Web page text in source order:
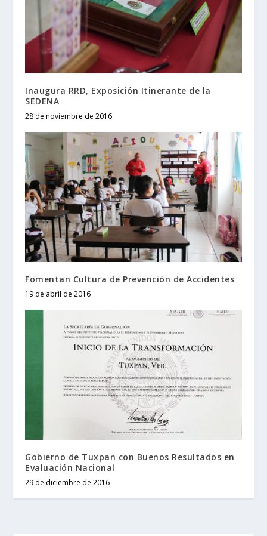
Inaugura RRD, Exposición Itinerante de la
SEDENA
28 de noviembre de 2016
Fomentan Cultura de Prevención de Accidentes
19 de abril de 2016
Gobierno de Tuxpan con Buenos Resultados en
Evaluación Nacional
29 de diciembre de 2016